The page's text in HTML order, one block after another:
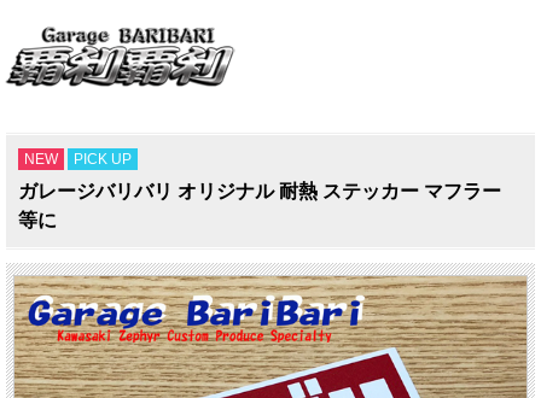
NEW PICK UP
ガレージバリバリ オリジナル 耐熱 ステッカー マフラー
等に